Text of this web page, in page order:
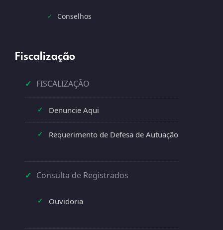
✓ Conselhos
Fiscalização
✓ FISCALIZAÇÃO
✓ Denuncie Aqui
✓ Requerimento de Defesa de Autuação
✓ Consulta de Registrados
✓ Ouvidoria